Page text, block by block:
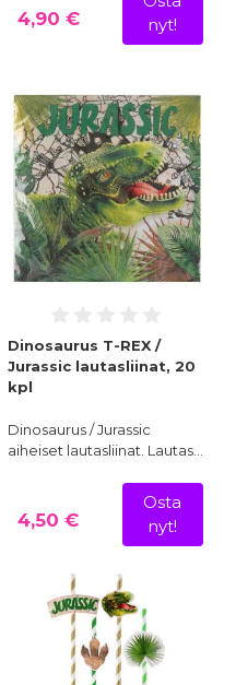
4,90 €
nyt!
Dinosaurus T-REX /
Jurassic lautasliinat, 20
kpl
Dinosaurus / Jurassic
aiheiset lautasliinat. Lautas…
4,50 €
Osta
nyt!